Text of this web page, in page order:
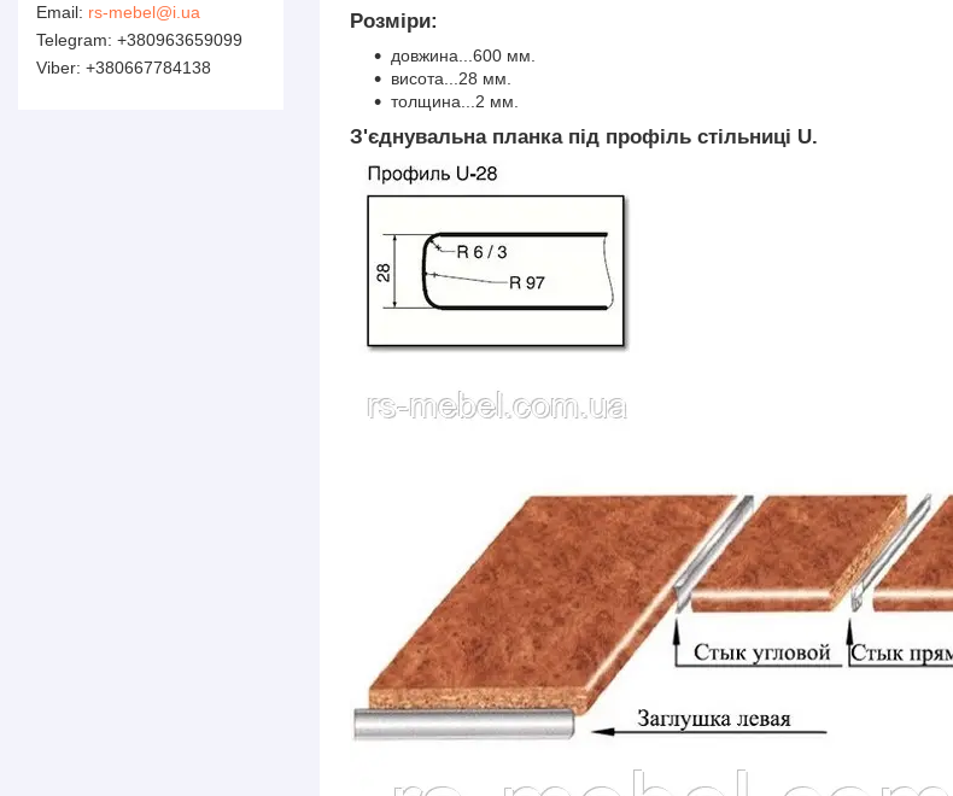
Розміри:
довжина...600 мм.
висота...28 мм.
толщина...2 мм.
З'єднувальна планка під профіль стільниці U.
rs-mebel@i.ua
+380963659099
+380667784138